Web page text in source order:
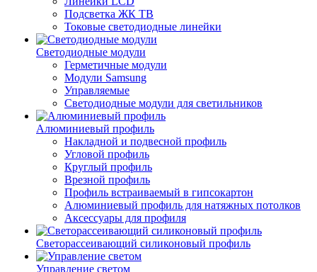
Подсветка ЖК ТВ
Токовые светодиодные линейки
Светодиодные модули
Герметичные модули
Модули Samsung
Управляемые
Светодиодные модули для светильников
Алюминиевый профиль
Накладной и подвесной профиль
Угловой профиль
Круглый профиль
Врезной профиль
Профиль встраиваемый в гипсокартон
Алюминиевый профиль для натяжных потолков
Аксессуары для профиля
Светорассеивающий силиконовый профиль
Управление светом